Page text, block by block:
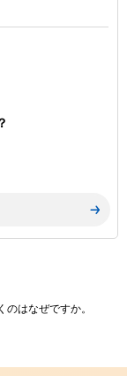
はなぜですか。